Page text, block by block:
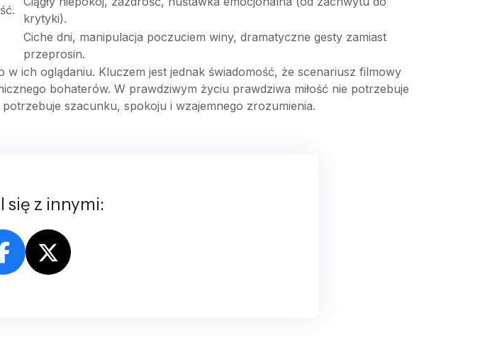
krytyki).
Ciche dni, manipulacja poczuciem winy, dramatyczne gesty zamiast
przeprosin.
ich oglądaniu. Kluczem jest jednak świadomość, że scenariusz filmowy
bohaterów. W prawdziwym życiu prawdziwa miłość nie potrzebuje
szacunku, spokoju i wzajemnego zrozumienia.
się z innymi: